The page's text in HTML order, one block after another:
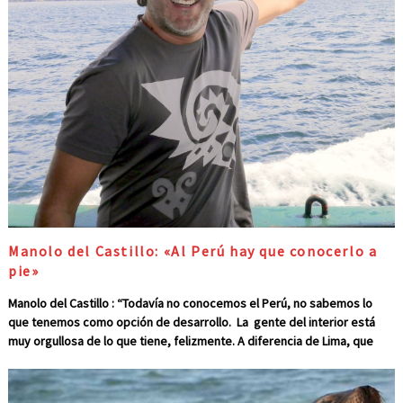
Manolo del Castillo: «Al Perú hay que conocerlo a
pie»
Manolo del Castillo : “Todavía no conocemos el Perú, no sabemos lo
que tenemos como opción de desarrollo. La gente del interior está
muy orgullosa de lo que tiene, felizmente. A diferencia de Lima, que
reportaje, pasión por la vida y la aventura y ferviente admirador de
este maravilloso país llamado Perú. Manolo Del Castillo Otero es el